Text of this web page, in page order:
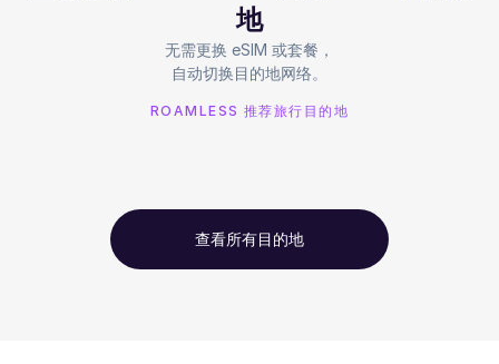
地
无需更换 eSIM 或套餐，
自动切换目的地网络。
ROAMLESS 推荐旅行目的地
查看所有目的地